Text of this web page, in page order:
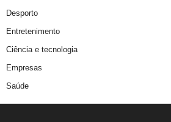
Desporto
Entretenimento
Ciência e tecnologia
Empresas
Saúde